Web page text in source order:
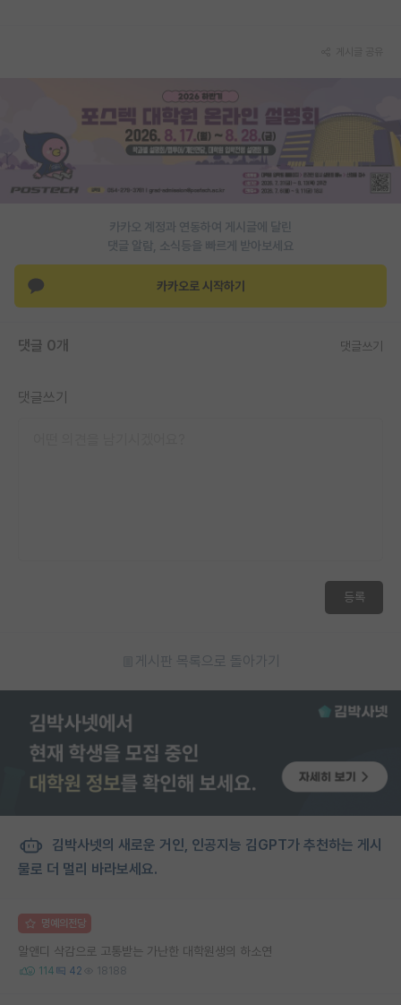
이벤트
반도체 아카데미
카카오 계정과 연동하여 게시글에 달린
댓글 알람, 소식등을 빠르게 받아보세요
카카오로 시작하기
댓글 0개 댓글쓰기
댓글쓰기
등록
게시판 목록으로 돌아가기
김박사넷의 새로운 거인, 인공지능 김GPT가 추천하는 게시
물로 더 멀리 바라보세요.
명예의전당
알앤디 삭감으로 고통받는 가난한 대학원생의 하소연
114 42 18188